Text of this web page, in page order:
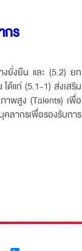
กร
ยั่งยืน และ (5.2) ยก
ด้แก่ (5.1-1) ส่งเสริม
พสูง (Talents) เพื่อ
ลากรเพื่อรองรับการ